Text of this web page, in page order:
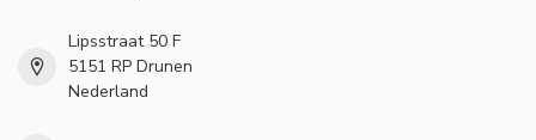
Lipsstraat 50 F
5151 RP Drunen
Nederland